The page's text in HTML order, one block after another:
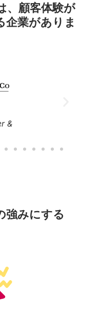
、顧客体験が
企業がありま
&
強みにする